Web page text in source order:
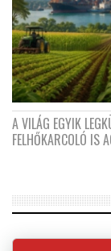
A VILÁG EGYIK
FELHŐKARCOLÓ IS